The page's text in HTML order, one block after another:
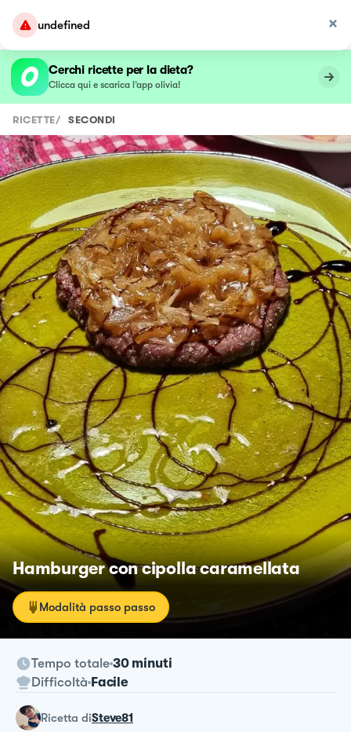
undefined
Cerchi ricette per la dieta?
Clicca qui e scarica l’app olivia!
RICETTE/ SECONDI
Hamburger con cipolla caramellata
Modalità passo passo
Tempo totale 30 minuti
Difficoltà Facile
ricetta diSteve81